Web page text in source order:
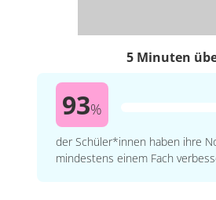
5 Minuten
93%
der Schüler*innen haben ihre
mindestens einem Fach